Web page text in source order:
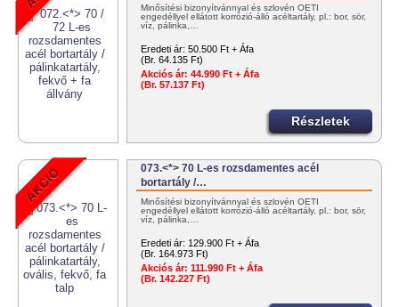
Minősítési bizonyítvánnyal és szlovén OÉTI
engedéllyel ellátott korrózió-álló acéltartály, pl.: bor, sör,
víz, pálinka,…
Eredeti ár: 50.500 Ft + Áfa
(Br. 64.135 Ft)
Akciós ár: 44.990 Ft + Áfa
(Br. 57.137 Ft)
Részletek
073.<*> 70 L-es rozsdamentes acél
bortartály /…
Minősítési bizonyítvánnyal és szlovén OÉTI
engedéllyel ellátott korrózió-álló acéltartály, pl.: bor, sör,
víz, pálinka,…
Eredeti ár: 129.900 Ft + Áfa
(Br. 164.973 Ft)
Akciós ár: 111.990 Ft + Áfa
(Br. 142.227 Ft)